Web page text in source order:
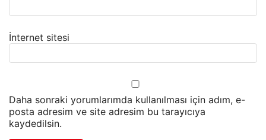
İnternet sitesi
Daha sonraki yorumlarımda kullanılması için adım, e-
posta adresim ve site adresim bu tarayıcıya
kaydedilsin.